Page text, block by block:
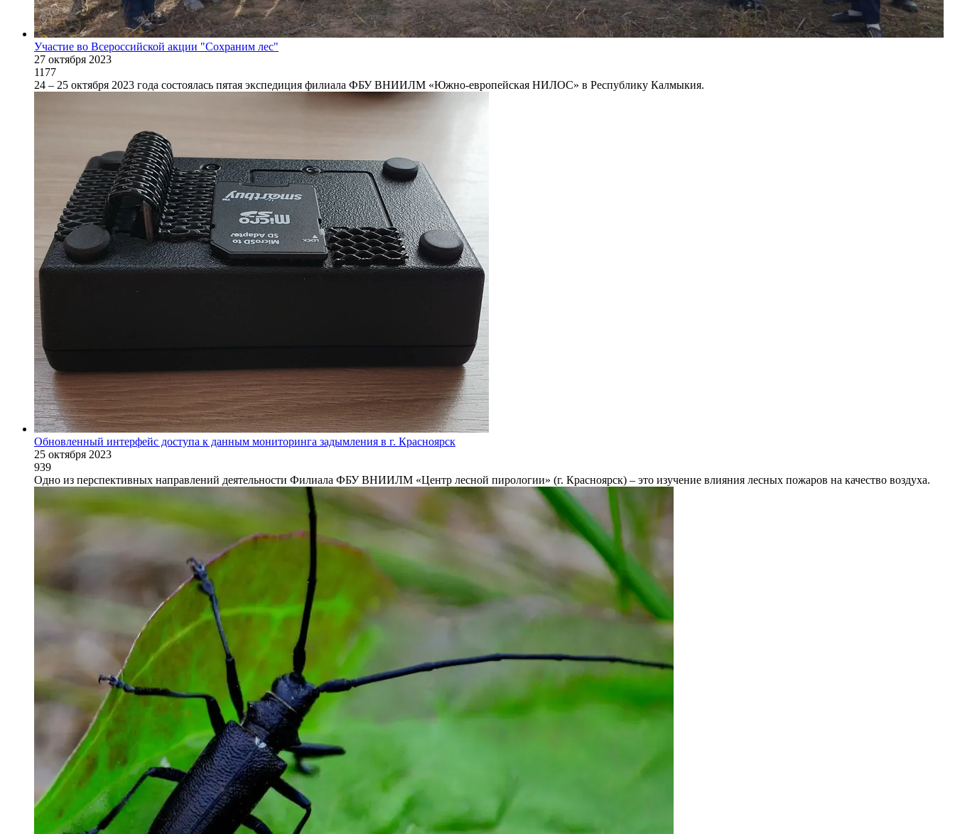
Участие во Всероссийской акции "Сохраним лес"
27 октября 2023
1177
24 – 25 октября 2023 года состоялась пятая экспедиция филиала ФБУ ВНИИЛМ «Южно-европейская НИЛОС» в Республику Калмыкия.
Обновленный интерфейс доступа к данным мониторинга задымления в г. Красноярск
25 октября 2023
939
Одно из перспективных направлений деятельности Филиала ФБУ ВНИИЛМ «Центр лесной пирологии» (г. Красноярск) – это изучение влияния лесных пожаров на качество воздуха.